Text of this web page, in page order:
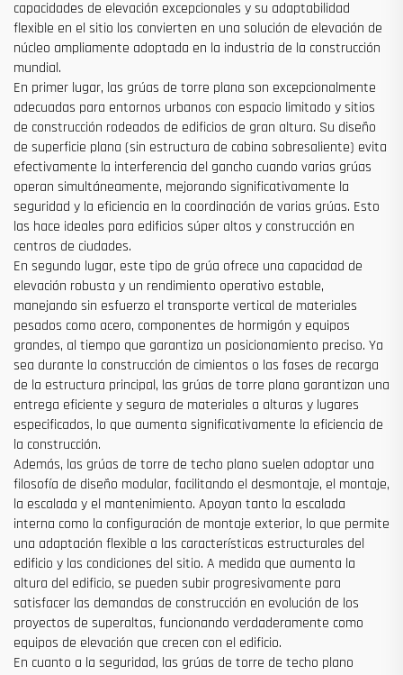
capacidades de elevación excepcionales y su adaptabilidad
flexible en el sitio los convierten en una solución de elevación de
núcleo ampliamente adoptada en la industria de la construcción
mundial.
En primer lugar, las grúas de torre plana son excepcionalmente
adecuadas para entornos urbanos con espacio limitado y sitios
de construcción rodeados de edificios de gran altura. Su diseño
de superficie plana (sin estructura de cabina sobresaliente) evita
efectivamente la interferencia del gancho cuando varias grúas
operan simultáneamente, mejorando significativamente la
seguridad y la eficiencia en la coordinación de varias grúas. Esto
las hace ideales para edificios súper altos y construcción en
centros de ciudades.
En segundo lugar, este tipo de grúa ofrece una capacidad de
elevación robusta y un rendimiento operativo estable,
manejando sin esfuerzo el transporte vertical de materiales
pesados como acero, componentes de hormigón y equipos
grandes, al tiempo que garantiza un posicionamiento preciso. Ya
sea durante la construcción de cimientos o las fases de recarga
de la estructura principal, las grúas de torre plana garantizan una
entrega eficiente y segura de materiales a alturas y lugares
especificados, lo que aumenta significativamente la eficiencia de
la construcción.
Además, las grúas de torre de techo plano suelen adoptar una
filosofía de diseño modular, facilitando el desmontaje, el montaje,
la escalada y el mantenimiento. Apoyan tanto la escalada
interna como la configuración de montaje exterior, lo que permite
una adaptación flexible a las características estructurales del
edificio y las condiciones del sitio. A medida que aumenta la
altura del edificio, se pueden subir progresivamente para
satisfacer las demandas de construcción en evolución de los
proyectos de superaltas, funcionando verdaderamente como
equipos de elevación que crecen con el edificio.
En cuanto a la seguridad, las grúas de torre de techo plano